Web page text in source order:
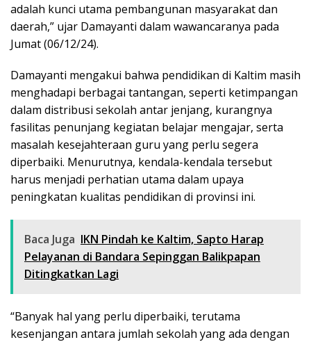
adalah kunci utama pembangunan masyarakat dan
daerah,” ujar Damayanti dalam wawancaranya pada
Jumat (06/12/24).
Damayanti mengakui bahwa pendidikan di Kaltim masih
menghadapi berbagai tantangan, seperti ketimpangan
dalam distribusi sekolah antar jenjang, kurangnya
fasilitas penunjang kegiatan belajar mengajar, serta
masalah kesejahteraan guru yang perlu segera
diperbaiki. Menurutnya, kendala-kendala tersebut
harus menjadi perhatian utama dalam upaya
peningkatan kualitas pendidikan di provinsi ini.
Baca Juga IKN Pindah ke Kaltim, Sapto Harap
Pelayanan di Bandara Sepinggan Balikpapan
Ditingkatkan Lagi
“Banyak hal yang perlu diperbaiki, terutama
kesenjangan antara jumlah sekolah yang ada dengan